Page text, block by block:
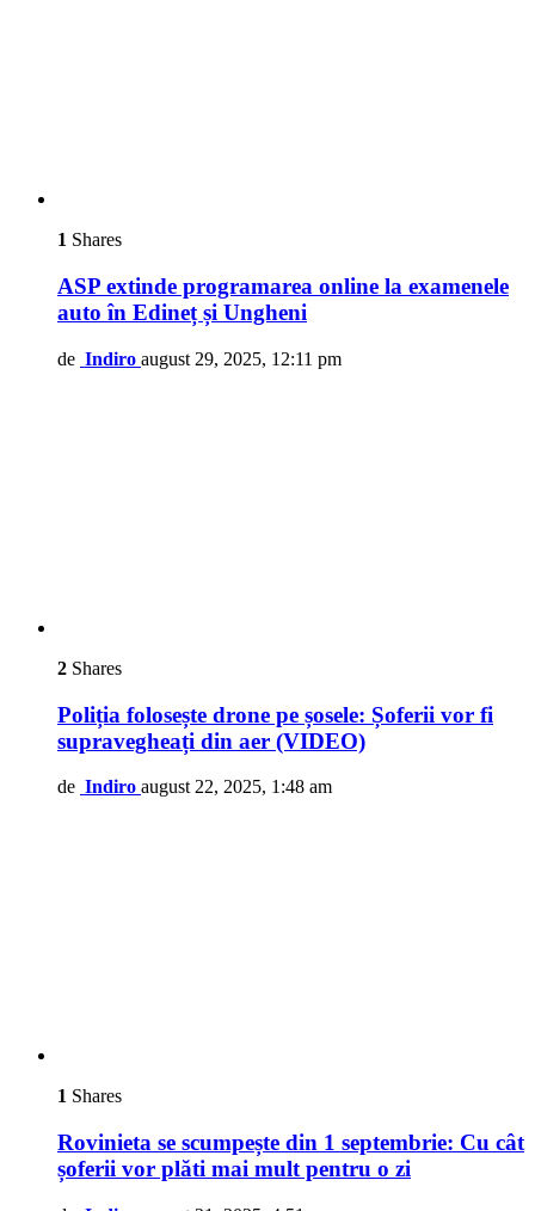
1 Shares
ASP extinde programarea online la examenele
auto în Edineț și Ungheni
de Indiro august 29, 2025, 12:11 pm
2 Shares
Poliția folosește drone pe șosele: Șoferii vor fi
supravegheați din aer (VIDEO)
de Indiro august 22, 2025, 1:48 am
1 Shares
Rovinieta se scumpește din 1 septembrie: Cu cât
șoferii vor plăti mai mult pentru o zi